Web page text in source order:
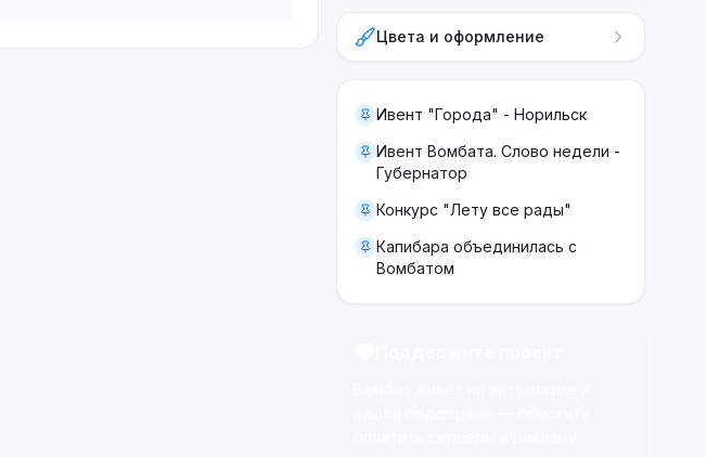
ЖестьЦвета и оформление
Ивент "Города" - Норильск
Ивент Вомбата. Слово недели -
Губернатор
Конкурс "Лету все рады"
Капибара объединилась с
Вомбатом